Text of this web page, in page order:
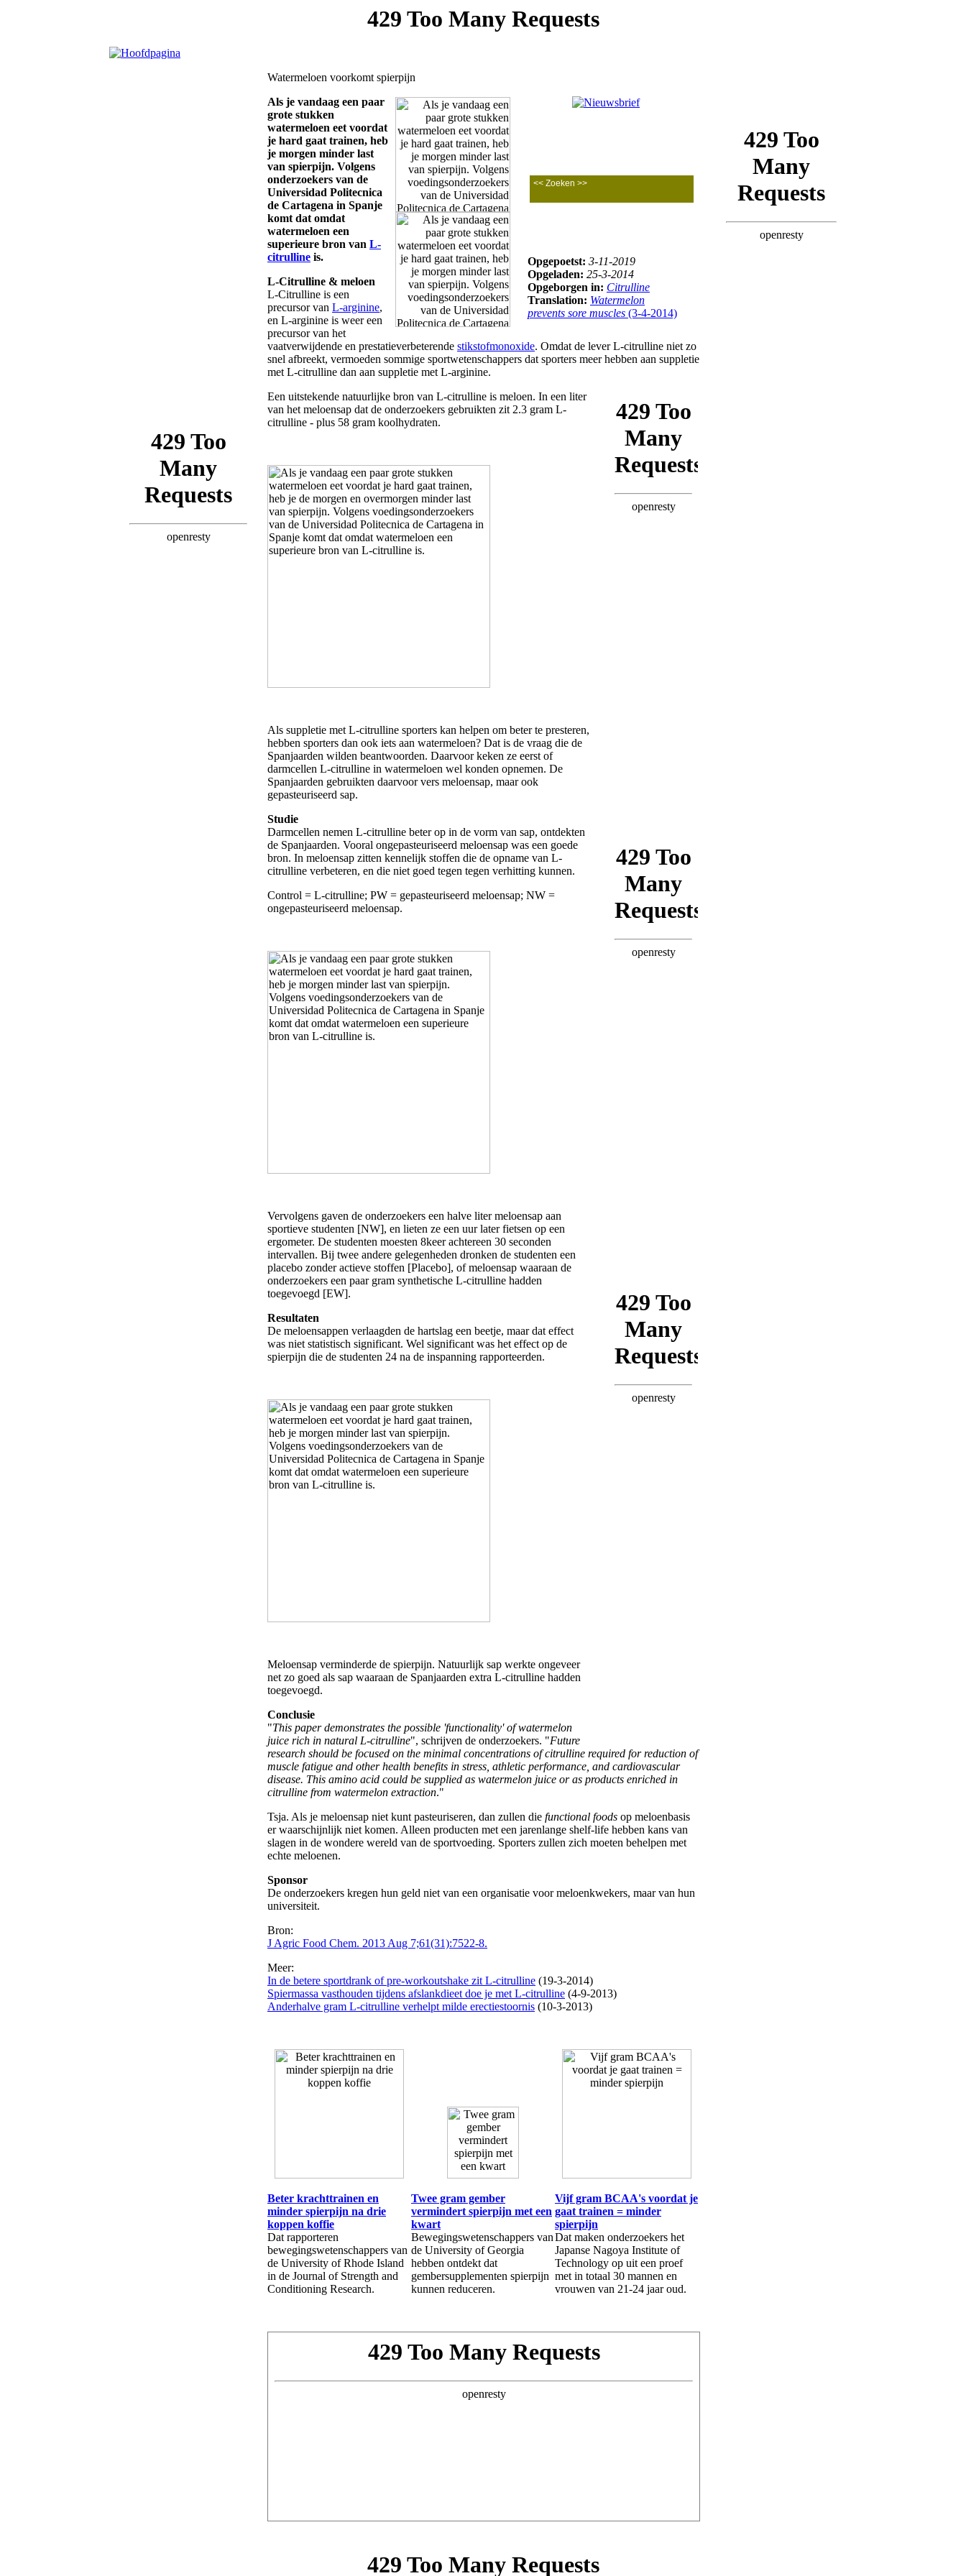
Opgepoetst: 3-11-2019
Opgeladen: 25-3-2014
Opgeborgen in: Citrulline
Translation: Watermelon
prevents sore muscles (3-4-2014)
Watermeloen voorkomt spierpijn
Als je vandaag een paar
grote stukken
watermeloen eet voordat
je hard gaat trainen, heb
je morgen minder last
van spierpijn. Volgens
onderzoekers van de
Universidad Politecnica
de Cartagena in Spanje
komt dat omdat
watermeloen een
superieure bron van L-
citrulline is.
L-Citrulline & meloen
L-Citrulline is een
precursor van L-arginine,
en L-arginine is weer een
precursor van het
vaatverwijdende en prestatieverbeterende stikstofmonoxide. Omdat de lever L-citrulline niet zo
snel afbreekt, vermoeden sommige sportwetenschappers dat sporters meer hebben aan suppletie
met L-citrulline dan aan suppletie met L-arginine.
Een uitstekende natuurlijke bron van L-citrulline is meloen. In een liter
van het meloensap dat de onderzoekers gebruikten zit 2.3 gram L-
citrulline - plus 58 gram koolhydraten.
Als suppletie met L-citrulline sporters kan helpen om beter te presteren,
hebben sporters dan ook iets aan watermeloen? Dat is de vraag die de
Spanjaarden wilden beantwoorden. Daarvoor keken ze eerst of
darmcellen L-citrulline in watermeloen wel konden opnemen. De
Spanjaarden gebruikten daarvoor vers meloensap, maar ook
gepasteuriseerd sap.
Studie
Darmcellen nemen L-citrulline beter op in de vorm van sap, ontdekten
de Spanjaarden. Vooral ongepasteuriseerd meloensap was een goede
bron. In meloensap zitten kennelijk stoffen die de opname van L-
citrulline verbeteren, en die niet goed tegen tegen verhitting kunnen.
Control = L-citrulline; PW = gepasteuriseerd meloensap; NW =
ongepasteuriseerd meloensap.
Vervolgens gaven de onderzoekers een halve liter meloensap aan
sportieve studenten [NW], en lieten ze een uur later fietsen op een
ergometer. De studenten moesten 8keer achtereen 30 seconden
intervallen. Bij twee andere gelegenheden dronken de studenten een
placebo zonder actieve stoffen [Placebo], of meloensap waaraan de
onderzoekers een paar gram synthetische L-citrulline hadden
toegevoegd [EW].
Resultaten
De meloensappen verlaagden de hartslag een beetje, maar dat effect
was niet statistisch significant. Wel significant was het effect op de
spierpijn die de studenten 24 na de inspanning rapporteerden.
Meloensap verminderde de spierpijn. Natuurlijk sap werkte ongeveer
net zo goed als sap waaraan de Spanjaarden extra L-citrulline hadden
toegevoegd.
Conclusie
"This paper demonstrates the possible 'functionality' of watermelon
juice rich in natural L-citrulline", schrijven de onderzoekers. "Future
research should be focused on the minimal concentrations of citrulline required for reduction of
muscle fatigue and other health benefits in stress, athletic performance, and cardiovascular
disease. This amino acid could be supplied as watermelon juice or as products enriched in
citrulline from watermelon extraction."
Tsja. Als je meloensap niet kunt pasteuriseren, dan zullen die functional foods op meloenbasis
er waarschijnlijk niet komen. Alleen producten met een jarenlange shelf-life hebben kans van
slagen in de wondere wereld van de sportvoeding. Sporters zullen zich moeten behelpen met
echte meloenen.
Sponsor
De onderzoekers kregen hun geld niet van een organisatie voor meloenkwekers, maar van hun
universiteit.
Bron:
J Agric Food Chem. 2013 Aug 7;61(31):7522-8.
Meer:
In de betere sportdrank of pre-workoutshake zit L-citrulline (19-3-2014)
Spiermassa vasthouden tijdens afslankdieet doe je met L-citrulline (4-9-2013)
Anderhalve gram L-citrulline verhelpt milde erectiestoornis (10-3-2013)
Beter krachttrainen en
minder spierpijn na drie
koppen koffie
Dat rapporteren
bewegingswetenschappers van
de University of Rhode Island
in de Journal of Strength and
Conditioning Research.
Twee gram gember
vermindert spierpijn met een
kwart
Bewegingswetenschappers van
de University of Georgia
hebben ontdekt dat
gembersupplementen spierpijn
kunnen reduceren.
Vijf gram BCAA's voordat je
gaat trainen = minder
spierpijn
Dat maken onderzoekers het
Japanse Nagoya Institute of
Technology op uit een proef
met in totaal 30 mannen en
vrouwen van 21-24 jaar oud.